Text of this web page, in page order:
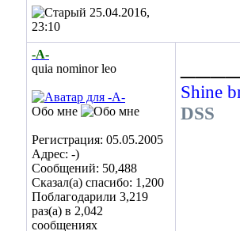
25.04.2016,
23:10
-А-
quia nominor leo
Обо мне
Регистрация: 05.05.2005
Адрес: -)
Сообщений: 50,488
Сказал(а) спасибо: 1,200
Поблагодарили 3,219
раз(а) в 2,042
сообщениях
Shine
DSS